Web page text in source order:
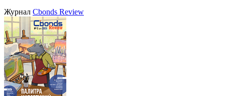
Журнал Cbonds Review